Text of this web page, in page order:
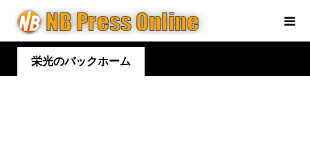
栄光のバックホーム